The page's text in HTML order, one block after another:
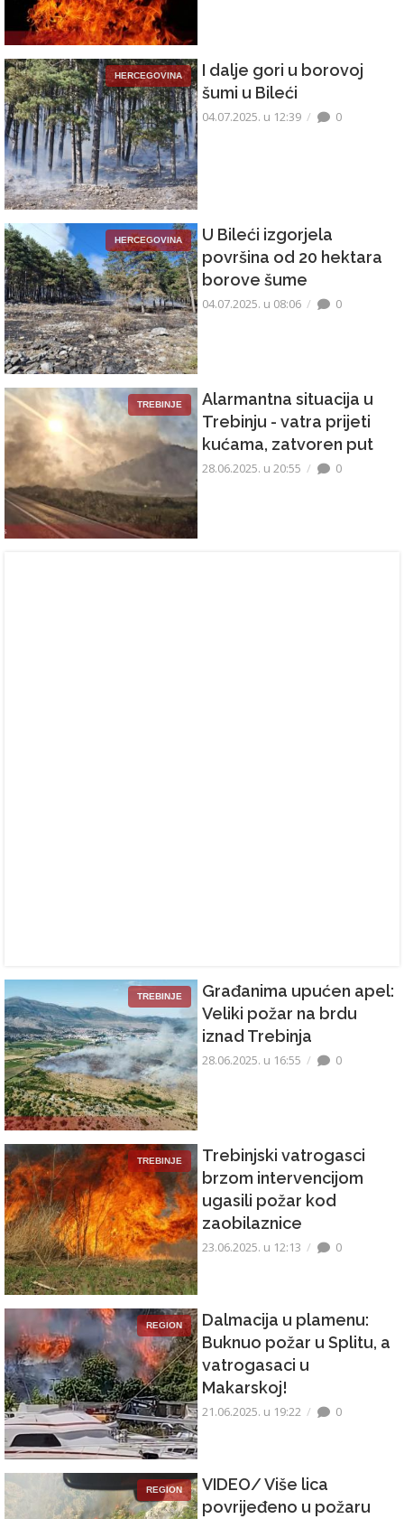
HERCEGOVINA
I dalje gori u borovoj
šumi u Bileći
04.07.2025. u 12:39 0
HERCEGOVINA
U Bileći izgorjela
površina od 20 hektara
borove šume
04.07.2025. u 08:06 0
TREBINJE
Alarmantna situacija u
Trebinju - vatra prijeti
kućama, zatvoren put
28.06.2025. u 20:55 0
TREBINJE
Građanima upućen apel:
Veliki požar na brdu
iznad Trebinja
28.06.2025. u 16:55 0
TREBINJE
Trebinjski vatrogasci
brzom intervencijom
ugasili požar kod
zaobilaznice
23.06.2025. u 12:13 0
REGION
Dalmacija u plamenu:
Buknuo požar u Splitu, a
vatrogasaci u
Makarskoj!
21.06.2025. u 19:22 0
REGION
VIDEO/ Više lica
povrijeđeno u požaru